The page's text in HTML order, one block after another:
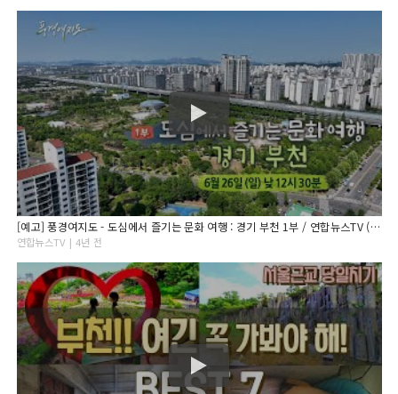
[예고] 풍경여지도 - 도심에서 즐기는 문화 여행 : 경기 부천 1부 / 연합뉴스TV (YonhapnewsTV)
연합뉴스TV | 4년 전